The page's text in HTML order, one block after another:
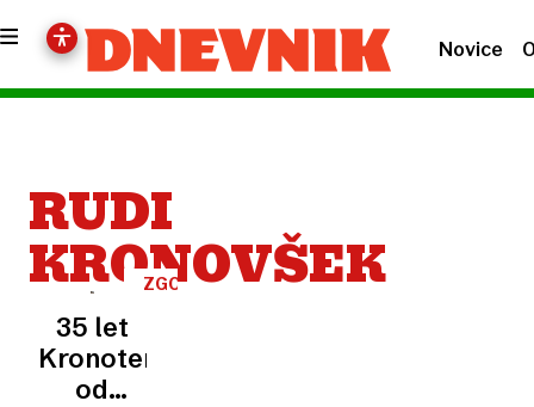
Novice
RUDI
KRONOVŠEK
ZGODBA
35 let
Kronoterma:
od